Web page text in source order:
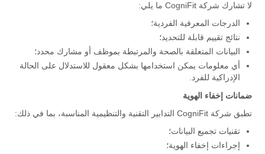
لا تشارك شركة CogniFit ما يلي:
الدرجات المعرفية الفردية؛
نتائج تقييم قابلة للتحديد؛
البيانات المتعلقة بالصحة والمرتبطة بموظف أو مشارك محدد؛
أي معلومات يمكن استخدامها بشكل معقول للاستدلال على الحالة
الإدراكية للفرد.
ضمانات إخفاء الهوية
تطبق شركة CogniFit التدابير التقنية والتنظيمية المناسبة، بما في ذلك:
تقنيات تجميع البيانات؛
إجراءات إخفاء الهوية؛